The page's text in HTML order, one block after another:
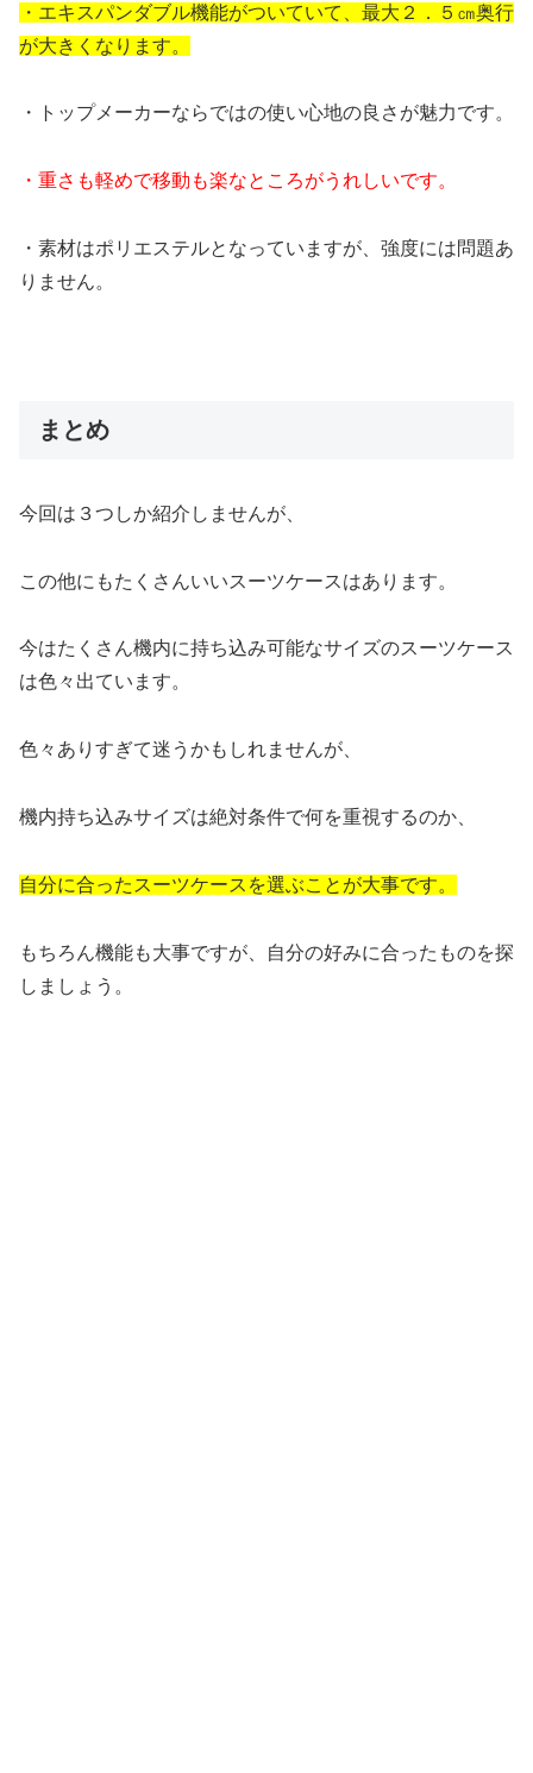
・エキスパンダブル機能がついていて、最大２．５㎝奥行
が大きくなります。
・トップメーカーならではの使い心地の良さが魅力です。
・重さも軽めで移動も楽なところがうれしいです。
・素材はポリエステルとなっていますが、強度には問題あ
りません。
まとめ
今回は３つしか紹介しませんが、
この他にもたくさんいいスーツケースはあります。
今はたくさん機内に持ち込み可能なサイズのスーツケース
は色々出ています。
色々ありすぎて迷うかもしれませんが、
機内持ち込みサイズは絶対条件で何を重視するのか、
自分に合ったスーツケースを選ぶことが大事です。
もちろん機能も大事ですが、自分の好みに合ったものを探
しましょう。